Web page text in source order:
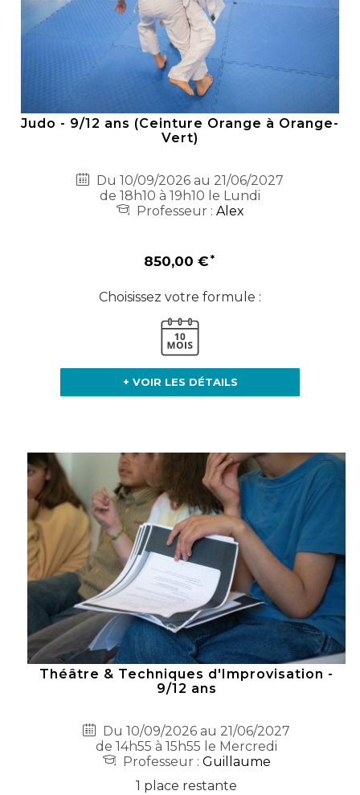
Judo - 9/12 ans (Ceinture Orange à Orange-
Vert)
Du 10/09/2026 au 21/06/2027
de 18h10 à 19h10 le Lundi
Professeur : Alex
850,00 €
Choisissez votre formule :
+ VOIR LES DÉTAILS
Théâtre & Techniques d'Improvisation -
9/12 ans
Du 10/09/2026 au 21/06/2027
de 14h55 à 15h55 le Mercredi
Professeur : Guillaume
1 place restante